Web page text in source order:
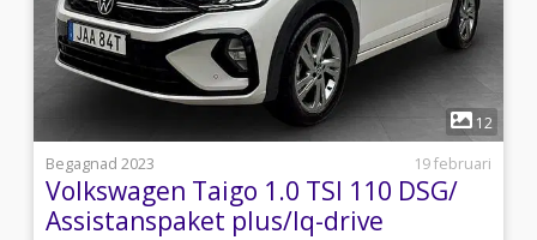
12
Begagnad 2023
19 februari
Volkswagen Taigo 1.0 TSI 110 DSG/
Assistanspaket plus/Iq-drive